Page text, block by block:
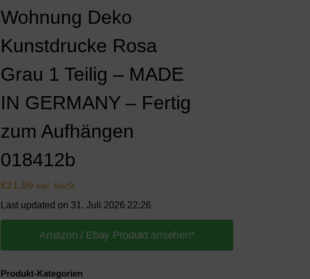
Wohnung Deko
Kunstdrucke Rosa
Grau 1 Teilig – MADE
IN GERMANY – Fertig
zum Aufhängen
018412b
€21,99 inkl. MwSt.
Last updated on 31. Juli 2026 22:26
Amazon / Ebay Produkt ansehen*
Produkt-Kategorien